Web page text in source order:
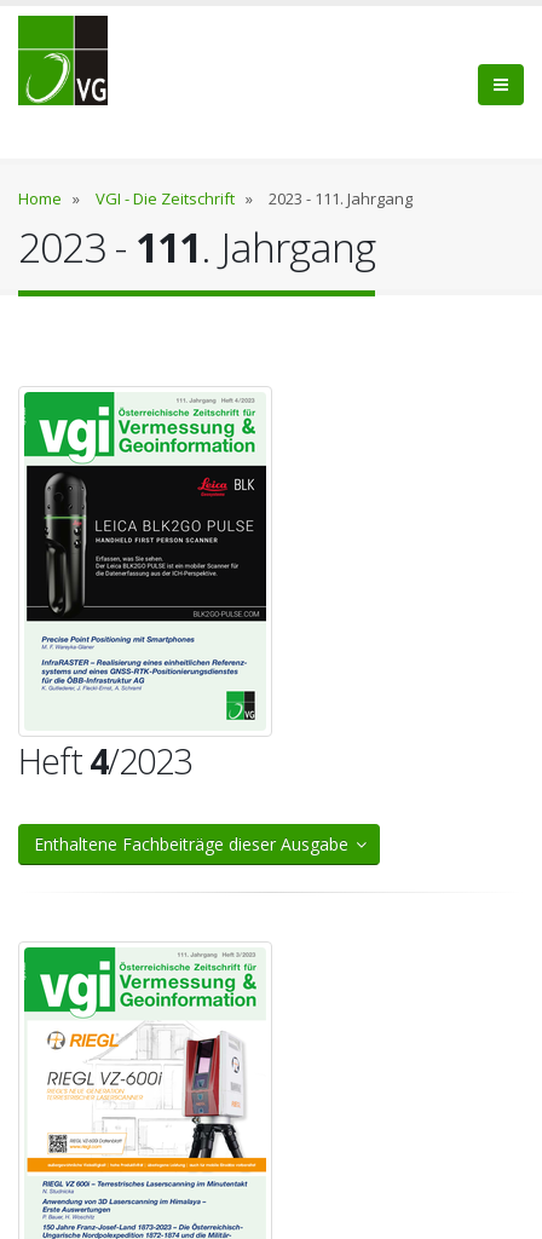
Home » VGI - Die Zeitschrift » 2023 - 111. Jahrgang
2023 - 111. Jahrgang
Heft4/2023
Enthaltene Fachbeiträge dieser Ausgabe